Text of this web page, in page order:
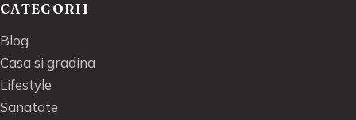
CATEGORII
Blog
Casa si gradina
Lifestyle
Sanatate